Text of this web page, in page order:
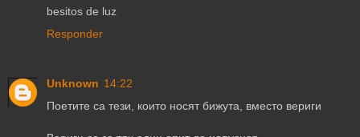
besitos de luz
Responder
Unknown 14:22
Поетите са тези, които носят бижута, вместо вериги